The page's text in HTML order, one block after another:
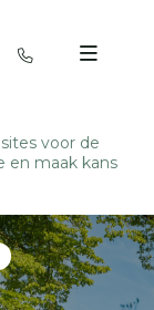
voor de
en maak kans